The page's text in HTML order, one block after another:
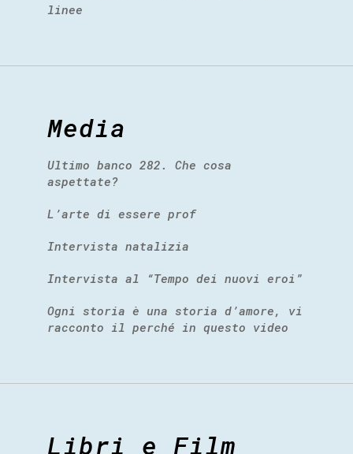
linee
Media
Ultimo banco 282. Che cosa
aspettate?
L’arte di essere prof
Intervista natalizia
Intervista al “Tempo dei nuovi eroi”
Ogni storia è una storia d’amore, vi
racconto il perché in questo video
Libri e Film